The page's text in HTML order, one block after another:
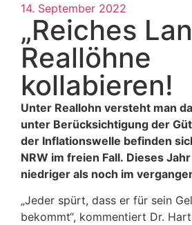
14. September 2022
„Reiches
Reallöhne
kollabieren!
Unter Reallohn versteht man
unter Berücksichtigung der
der Inflationswelle befinden
NRW im freien Fall. Dieses
niedriger als noch im
„Jeder spürt, dass er für sein
bekommt“, kommentiert Dr.